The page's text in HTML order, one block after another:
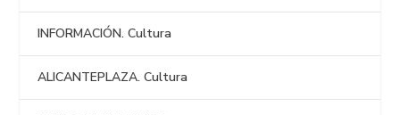
INFORMACIÓN. Cultura
ALICANTEPLAZA. Cultura